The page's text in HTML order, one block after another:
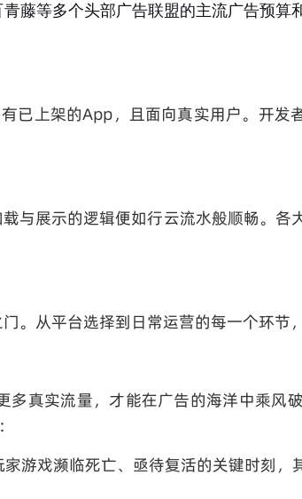
藤等多个头部广告联盟的主流广告预算
上架的App，且面向真实用户。开发
与展示的逻辑便如行云流水般顺畅。
从平台选择到日常运营的每一个环节
真实流量，才能在广告的海洋中乘风
游戏濒临死亡、亟待复活的关键时刻